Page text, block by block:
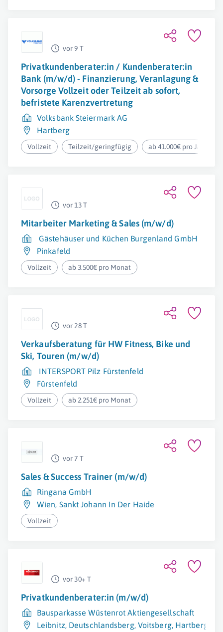
vor 9 T
Privatkundenberater:in / Kundenberater:in
Bank (m/w/d) - Finanzierung, Veranlagung &
Vorsorge Vollzeit oder Teilzeit ab sofort,
befristete Karenzvertretung
Volksbank Steiermark AG
Hartberg
Vollzeit Teilzeit/geringfügig ab 41.000€ pro Jahr
vor 13 T
Mitarbeiter Marketing & Sales (m/w/d)
Gästehäuser und Küchen Burgenland GmbH
Pinkafeld
Vollzeit ab 3.500€ pro Monat
vor 28 T
Verkaufsberatung für HW Fitness, Bike und
Ski, Touren (m/w/d)
INTERSPORT Pilz Fürstenfeld
Fürstenfeld
Vollzeit ab 2.251€ pro Monat
vor 7 T
Sales & Success Trainer (m/w/d)
Ringana GmbH
Wien, Sankt Johann In Der Haide
Vollzeit
vor 30+ T
Privatkundenberater:in (m/w/d)
Bausparkasse Wüstenrot Aktiengesellschaft
Leibnitz, Deutschlandsberg, Voitsberg, Hartberg